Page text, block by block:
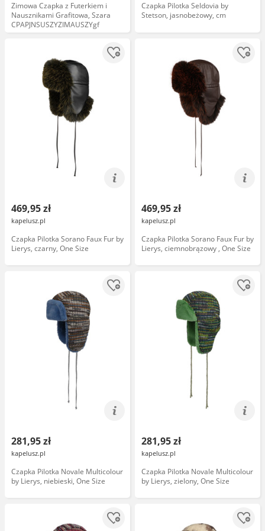
Zimowa Czapka z Futerkiem i
Nausznikami Grafitowa, Szara
CPAPJNSUSZYZIMAUSZYgf
Czapka Pilotka Seldovia by
Stetson, jasnobeżowy, cm
469,95 zł
kapelusz.pl
Czapka Pilotka Sorano Faux Fur by
Lierys, czarny, One Size
469,95 zł
kapelusz.pl
Czapka Pilotka Sorano Faux Fur by
Lierys, ciemnobrązowy , One Size
281,95 zł
kapelusz.pl
Czapka Pilotka Novale Multicolour
by Lierys, niebieski, One Size
281,95 zł
kapelusz.pl
Czapka Pilotka Novale Multicolour
by Lierys, zielony, One Size